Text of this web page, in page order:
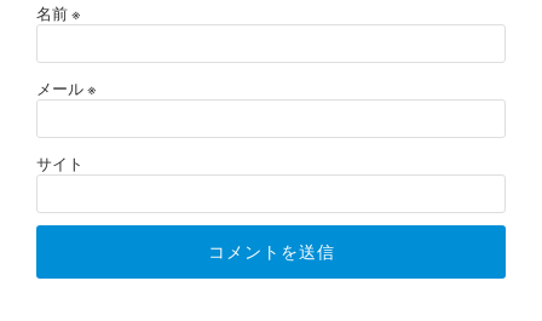
名前※
メール※
サイト